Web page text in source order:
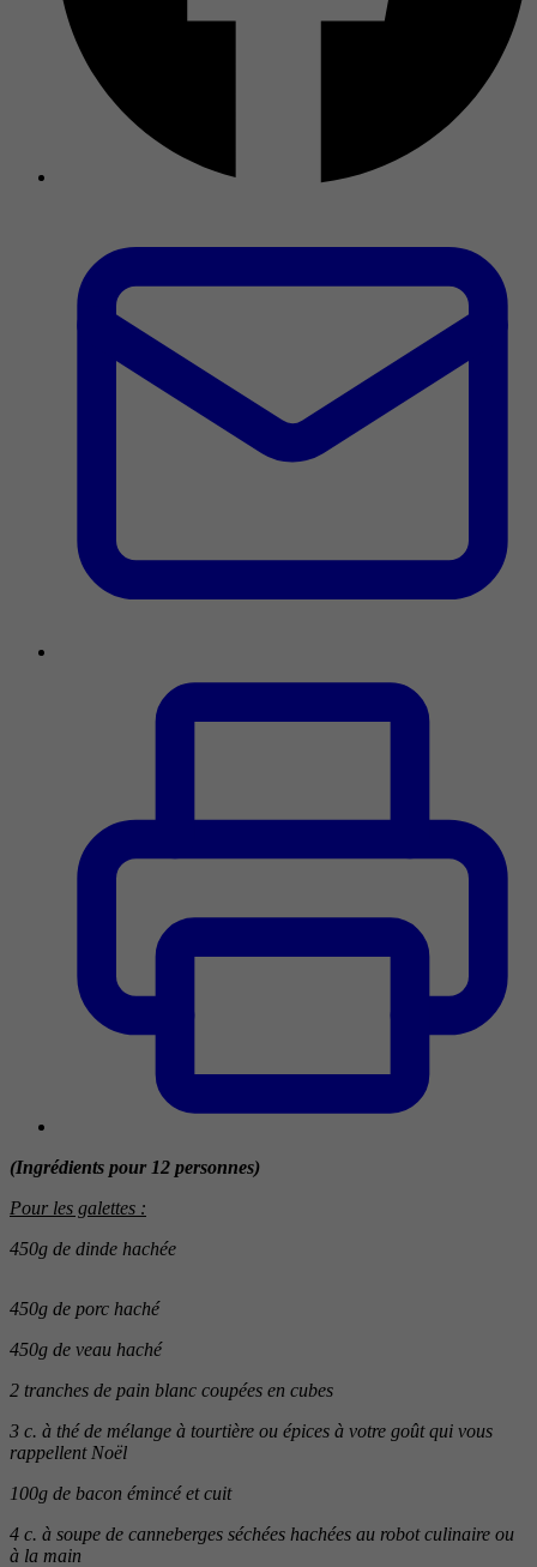
(Ingrédients pour 12 personnes)
Pour les galettes :
450g de dinde hachée
450g de porc haché
450g de veau haché
2 tranches de pain blanc coupées en cubes
3 c. à thé de mélange à tourtière ou épices à votre goût qui vous
rappellent Noël
100g de bacon émincé et cuit
4 c. à soupe de canneberges séchées hachées au robot culinaire ou
à la main